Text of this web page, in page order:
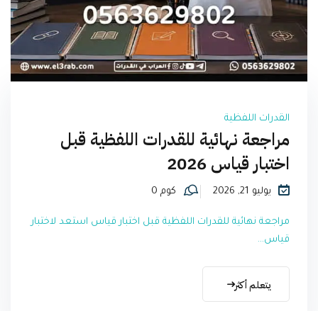
القدرات اللفظية
مراجعة نهائية للقدرات اللفظية قبل
اختبار قياس 2026
يوليو 21, 2026 كوم 0
مراجعة نهائية للقدرات اللفظية قبل اختبار قياس استعد لاختبار
قياس...
يتعلم أكثر